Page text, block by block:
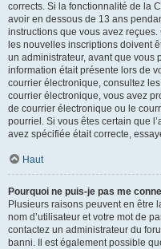
corrects. Si la fonctionnalité de la
avoir en dessous de 13 ans
instructions que vous avez
les nouvelles inscriptions doivent
un administrateur, avant que vous
information était présente lors de
courrier électronique, consultez
courrier électronique, vous avez
de courrier électronique ou le
pourriel. Si vous êtes certain que
avez spécifiée était correcte,
Haut
Pourquoi ne puis-je pas me
Plusieurs raisons peuvent en être
nom d’utilisateur et votre mot de
contactez un administrateur du
banni. Il est également possible